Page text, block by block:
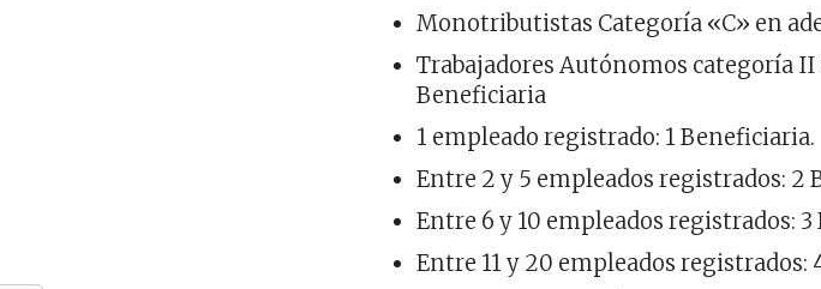
Monotributistas Categoría «C» en
Trabajadores Autónomos categoría II
Beneficiaria
1 empleado registrado: 1 Beneficiaria.
Entre 2 y 5 empleados registrados: 2
Entre 6 y 10 empleados registrados:
Entre 11 y 20 empleados registrados: